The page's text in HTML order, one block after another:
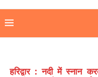
हरिद्वार : नदी में स्नान